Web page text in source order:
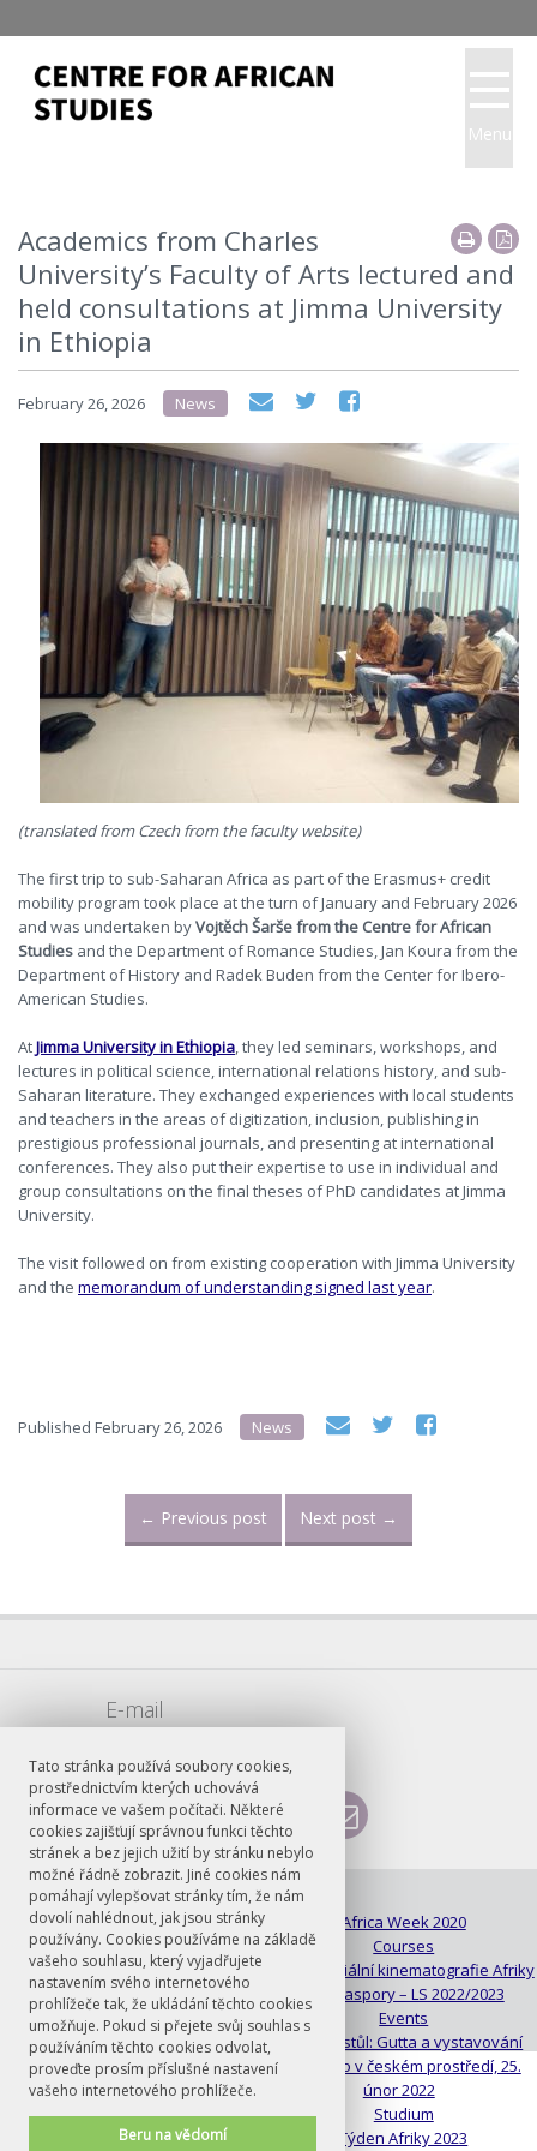
Tato stránka používá soubory cookies,
prostřednictvím kterých uchovává
informace ve vašem počítači. Některé
cookies zajišťují správnou funkci těchto
stránek a bez jejich užití by stránku nebylo
možné řádně zobrazit. Jiné cookies nám
pomáhají vylepšovat stránky tím, že nám
dovolí nahlédnout, jak jsou stránky
používány. Cookies používáme na základě
vašeho souhlasu, který vyjadřujete
nastavením svého internetového
prohlížeče tak, že ukládání těchto cookies
umožňuje. Pokud si přejete svůj souhlas s
používáním těchto cookies odvolat,
proveďte prosím příslušné nastavení
vašeho internetového prohlížeče.
Beru na vědomí
Academics from Charles
University’s Faculty of Arts lectured and
held consultations at Jimma University
in Ethiopia
February 26, 2026 News
(translated from Czech from the faculty website)
The first trip to sub-Saharan Africa as part of the Erasmus+ credit
mobility program took place at the turn of January and February 2026
and was undertaken byVojtěch Šarše from the Centre for African
Studies and the Department of Romance Studies, Jan Koura from the
Department of History and Radek Buden from the Center for Ibero-
American Studies.
AtJimma University in Ethiopia, they led seminars, workshops, and
lectures in political science, international relations history, and sub-
Saharan literature. They exchanged experiences with local students
and teachers in the areas of digitization, inclusion, publishing in
prestigious professional journals, and presenting at international
conferences. They also put their expertise to use in individual and
group consultations on the final theses of PhD candidates at Jimma
University.
The visit followed on from existing cooperation with Jimma University
and the memorandum of understanding signed last year.
Published February 26, 2026 News
← Previous post Next post →
Menu
E-mail
© FF UK 2026
About
Africa Week 2020
Contacts
Courses
Day of Africa 2019
Dekoloniální kinematografie Afriky
a její diaspory – LS 2022/2023
Den Afriky 2019
Events
Knihovna
Kulatý stůl: Gutta a vystavování
Druhého v českém prostředí, 25.
únor 2022
People
Studium
Týden Afriky 2022
Týden Afriky 2023